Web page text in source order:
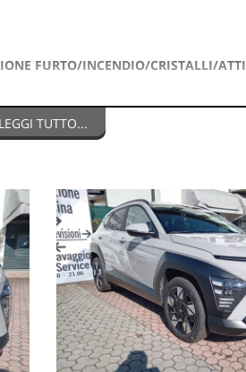
FURTO/INCENDIO/CRISTALLI/
queste informazioni potremo
LEGGI TUTTO...